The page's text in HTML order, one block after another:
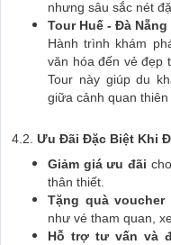
nhưng sâu sắc nét
Tour Huế - Đà
Hành trình khám
văn hóa đến vẻ đẹp
Tour này giúp du
giữa cảnh quan
4.2. Ưu Đãi Đặc Biệt Khi
Giảm giá ưu đãi
thân thiết.
Tặng quà voucher
như vé tham quan,
Hỗ trợ tư vấn và